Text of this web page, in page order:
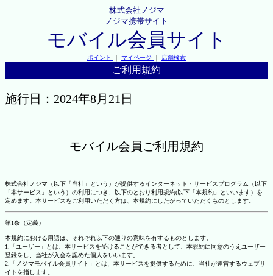
株式会社ノジマ
ノジマ携帯サイト
モバイル会員サイト
ポイント ｜ マイページ ｜ 店舗検索
ご利用規約
施行日：2024年8月21日
モバイル会員ご利用規約
株式会社ノジマ（以下「当社」という）が提供するインターネット・サービスプログラム（以下
「本サービス」という）の利用につき、以下のとおり利用規約(以下「本規約」といいます）を
定めます。本サービスをご利用いただく方は、本規約にしたがっていただくものとします。
第1条（定義）
本規約における用語は、それぞれ以下の通りの意味を有するものとします。
1.「ユーザー」とは、本サービスを受けることができる者として、本規約に同意のうえユーザー
登録をし、当社が入会を認めた個人をいいます。
2.「ノジマモバイル会員サイト」とは、本サービスを提供するために、当社が運営するウェブサ
イトを指します。